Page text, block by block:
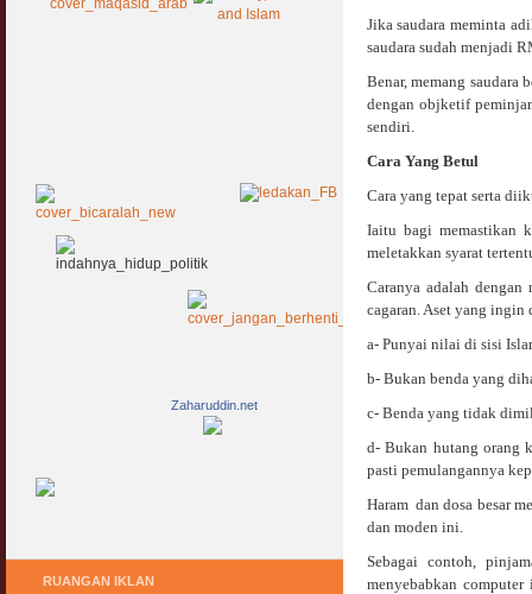
Jika saudara meminta
saudara sudah menjadi
Benar, memang saudara
dengan objketif
sendiri.
Cara Yang Betul
Cara yang tepat serta
Iaitu bagi memastikan
meletakkan syarat
Caranya adalah dengan
cagaran. Aset yang
a- Punyai nilai di sisi
b- Bukan benda yang
c- Benda yang tidak
d- Bukan hutang orang
pasti pemulangannya
Haram dan dosa besar
dan moden ini.
Sebagai contoh,
menyebabkan
Zaharuddin.net
RUANGAN IKLAN